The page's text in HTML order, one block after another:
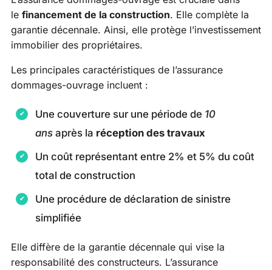
le financement de la construction. Elle complète la
garantie décennale. Ainsi, elle protège l’investissement
immobilier des propriétaires.
Les principales caractéristiques de l’assurance
dommages-ouvrage incluent :
Une couverture sur une période de 10
ans après la réception des travaux
Un coût représentant entre 2% et 5% du coût
total de construction
Une procédure de déclaration de sinistre
simplifiée
Elle diffère de la garantie décennale qui vise la
responsabilité des constructeurs. L’assurance